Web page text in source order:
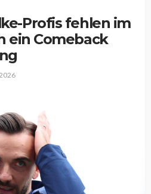
Profis fehlen im
ein Comeback